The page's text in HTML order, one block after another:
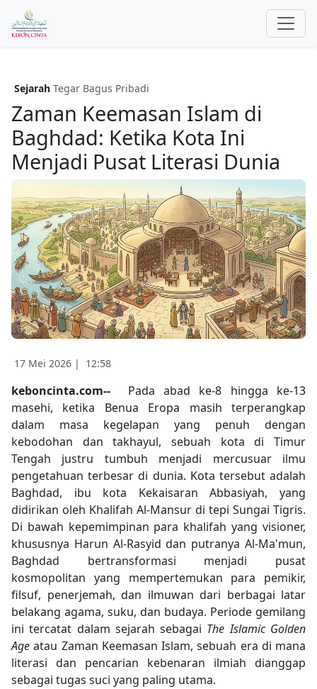
Sejarah Tegar Bagus Pribadi
Zaman Keemasan Islam di
Baghdad: Ketika Kota Ini
Menjadi Pusat Literasi Dunia
17 Mei 2026 | 12:58
keboncinta.com-- Pada abad ke-8 hingga ke-13
masehi, ketika Benua Eropa masih terperangkap
dalam masa kegelapan yang penuh dengan
kebodohan dan takhayul, sebuah kota di Timur
Tengah justru tumbuh menjadi mercusuar ilmu
pengetahuan terbesar di dunia. Kota tersebut adalah
Baghdad, ibu kota Kekaisaran Abbasiyah, yang
didirikan oleh Khalifah Al-Mansur di tepi Sungai Tigris.
Di bawah kepemimpinan para khalifah yang visioner,
khususnya Harun Al-Rasyid dan putranya Al-Ma'mun,
Baghdad bertransformasi menjadi pusat
kosmopolitan yang mempertemukan para pemikir,
filsuf, penerjemah, dan ilmuwan dari berbagai latar
belakang agama, suku, dan budaya. Periode gemilang
ini tercatat dalam sejarah sebagai The Islamic Golden
Age atau Zaman Keemasan Islam, sebuah era di mana
literasi dan pencarian kebenaran ilmiah dianggap
sebagai tugas suci yang paling utama.